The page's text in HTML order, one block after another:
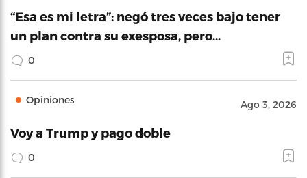
“Esa es mi letra”: negó tres veces bajo tener
un plan contra su exesposa, pero…
0
Opiniones Ago 3, 2026
Voy a Trump y pago doble
0